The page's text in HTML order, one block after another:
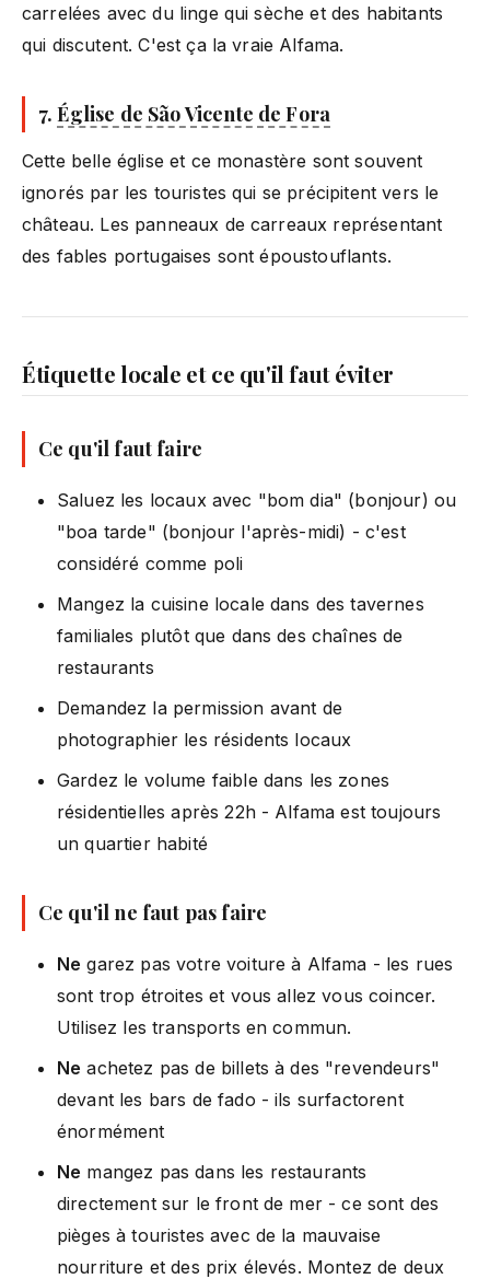
carrelées avec du linge qui sèche et des habitants
qui discutent. C'est ça la vraie Alfama.
7.Église de São Vicente de Fora
Cette belle église et ce monastère sont souvent
ignorés par les touristes qui se précipitent vers le
château. Les panneaux de carreaux représentant
des fables portugaises sont époustouflants.
Étiquette locale et ce qu'il faut éviter
Ce qu'il faut faire
Saluez les locaux avec "bom dia" (bonjour) ou
"boa tarde" (bonjour l'après-midi) - c'est
considéré comme poli
Mangez la cuisine locale dans des tavernes
familiales plutôt que dans des chaînes de
restaurants
Demandez la permission avant de
photographier les résidents locaux
Gardez le volume faible dans les zones
résidentielles après 22h - Alfama est toujours
un quartier habité
Ce qu'il ne faut pas faire
Ne garez pas votre voiture à Alfama - les rues
sont trop étroites et vous allez vous coincer.
Utilisez les transports en commun.
Ne achetez pas de billets à des "revendeurs"
devant les bars de fado - ils surfactorent
énormément
Ne mangez pas dans les restaurants
directement sur le front de mer - ce sont des
pièges à touristes avec de la mauvaise
nourriture et des prix élevés. Montez de deux